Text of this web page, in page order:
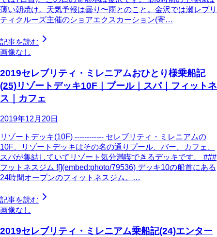
薄い朝焼け。天気予報は曇り〜雨とのこと。金沢では瀬レブリ
ティクルーズ主催のショアエクスカーション(寄…
記事を読む
画像なし
2019セレブリティ・ミレニアムおひとり様乗船記
(25)リゾートデッキ10F｜プール｜スパ｜フィットネ
ス｜カフェ
2019年12月20日
リゾートデッキ(10F) ------------ セレブリティ・ミレニアムの
10F、リゾートデッキはその名の通りプール、バー、カフェ、
スパが集結していてリゾート気分満喫できるデッキです。 ###
フットネスジム ![](embed:photo/79536) デッキ10の船首にある
24時間オープンのフィットネスジム。…
記事を読む
画像なし
2019セレブリティ・ミレニアム乗船記(24)エンター